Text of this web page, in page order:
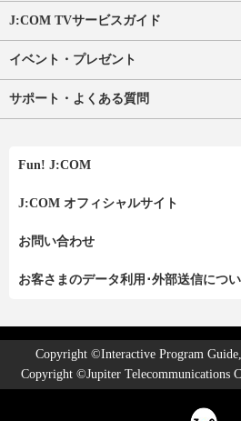
J:COM TVサービスガイド
イベント・プレゼント
サポート・よくある質問
Fun! J:COM
J:COM オフィシャルサイト
お問い合わせ
お客さまのデータ利用･外部送信につ
Copyright ©Interactive Program
Copyright ©Jupiter Telecommunications